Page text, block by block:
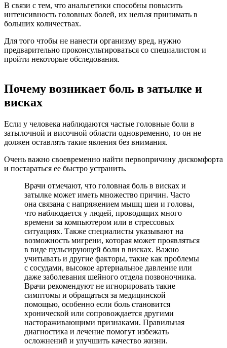
В связи с тем, что анальгетики способны повысить
интенсивность головных болей, их нельзя принимать в
больших количествах.
Для того чтобы не нанести организму вред, нужно
предварительно проконсультироваться со специалистом и
пройти некоторые обследования.
Почему возникает боль в затылке и
висках
Если у человека наблюдаются частые головные боли в
затылочной и височной области одновременно, то он не
должен оставлять такие явления без внимания.
Очень важно своевременно найти первопричину дискомфорта
и постараться ее быстро устранить.
Врачи отмечают, что головная боль в висках и
затылке может иметь множество причин. Часто
она связана с напряжением мышц шеи и головы,
что наблюдается у людей, проводящих много
времени за компьютером или в стрессовых
ситуациях. Также специалисты указывают на
возможность мигрени, которая может проявляться
в виде пульсирующей боли в висках. Важно
учитывать и другие факторы, такие как проблемы
с сосудами, высокое артериальное давление или
даже заболевания шейного отдела позвоночника.
Врачи рекомендуют не игнорировать такие
симптомы и обращаться за медицинской
помощью, особенно если боль становится
хронической или сопровождается другими
настораживающими признаками. Правильная
диагностика и лечение помогут избежать
осложнений и улучшить качество жизни.